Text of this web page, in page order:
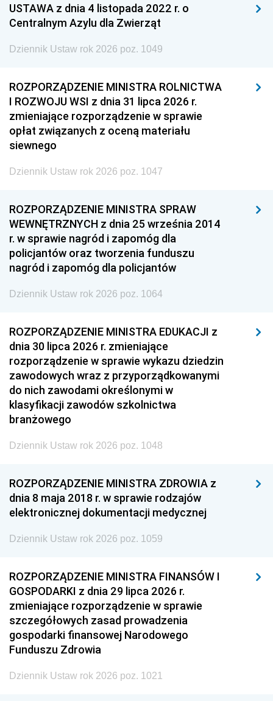
USTAWA z dnia 4 listopada 2022 r. o
Centralnym Azylu dla Zwierząt
Dziennik Ustaw rok 2026 poz. 1049
ROZPORZĄDZENIE MINISTRA ROLNICTWA
I ROZWOJU WSI z dnia 31 lipca 2026 r.
zmieniające rozporządzenie w sprawie
opłat związanych z oceną materiału
siewnego
Dziennik Ustaw rok 2026 poz. 1047
ROZPORZĄDZENIE MINISTRA SPRAW
WEWNĘTRZNYCH z dnia 25 września 2014
r. w sprawie nagród i zapomóg dla
policjantów oraz tworzenia funduszu
nagród i zapomóg dla policjantów
Dziennik Ustaw rok 2026 poz. 1064
ROZPORZĄDZENIE MINISTRA EDUKACJI z
dnia 30 lipca 2026 r. zmieniające
rozporządzenie w sprawie wykazu dziedzin
zawodowych wraz z przyporządkowanymi
do nich zawodami określonymi w
klasyfikacji zawodów szkolnictwa
branżowego
Dziennik Ustaw rok 2026 poz. 1048
ROZPORZĄDZENIE MINISTRA ZDROWIA z
dnia 8 maja 2018 r. w sprawie rodzajów
elektronicznej dokumentacji medycznej
Dziennik Ustaw rok 2026 poz. 1059
ROZPORZĄDZENIE MINISTRA FINANSÓW I
GOSPODARKI z dnia 29 lipca 2026 r.
zmieniające rozporządzenie w sprawie
szczegółowych zasad prowadzenia
gospodarki finansowej Narodowego
Funduszu Zdrowia
Dziennik Ustaw rok 2026 poz. 1021